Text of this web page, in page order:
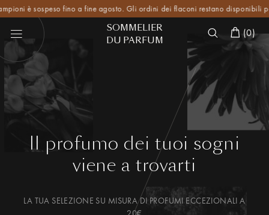
è sospeso fino a fine agosto. Gli ordini dei flaconi restano disponibili per
SOMMELIER
DU PARFUM
(0)
Il profumo dei tuoi sogni
viene a trovarti
LA TUA SELEZIONE SU MISURA DI PROFUMI ECCEZIONALI A